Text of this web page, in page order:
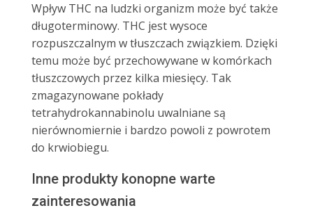
Wpływ THC na ludzki organizm może być także
długoterminowy. THC jest wysoce
rozpuszczalnym w tłuszczach związkiem. Dzięki
temu może być przechowywane w komórkach
tłuszczowych przez kilka miesięcy. Tak
zmagazynowane pokłady
tetrahydrokannabinolu uwalniane są
nierównomiernie i bardzo powoli z powrotem
do krwiobiegu.
Inne produkty konopne warte
zainteresowania